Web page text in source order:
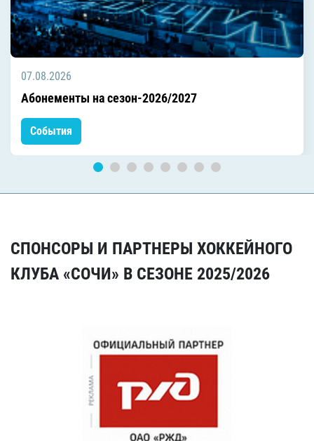
07.08.2026
Абонементы на сезон-2026/2027
События
СПОНСОРЫ И ПАРТНЕРЫ ХОККЕЙНОГО
КЛУБА «СОЧИ» В СЕЗОНЕ 2025/2026